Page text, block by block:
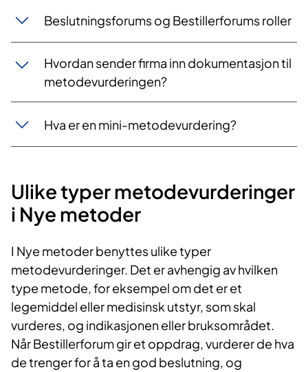
Beslutningsforums og Bestillerforums roller
Hvordan sender firma inn dokumentasjon til
metodevurderingen?
Hva er en mini-metodevurdering?
Ulike typer metodevurderinger
i Nye metoder
I Nye metoder benyttes ulike typer
metodevurderinger. Det er avhengig av hvilken
type metode, for eksempel om det er et
legemiddel eller medisinsk utstyr, som skal
vurderes, og indikasjonen eller bruksområdet.
Når Bestillerforum gir et oppdrag, vurderer de hva
de trenger for å ta en god beslutning, og